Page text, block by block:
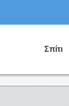
Σπίτι